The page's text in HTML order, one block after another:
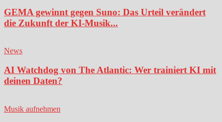
GEMA gewinnt gegen Suno: Das Urteil verändert
die Zukunft der KI-Musik...
News
AI Watchdog von The Atlantic: Wer trainiert KI mit
deinen Daten?
Musik aufnehmen